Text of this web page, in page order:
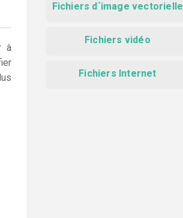
à
Fichiers d`image vectorielle
Fichiers vidéo
Fichiers Internet